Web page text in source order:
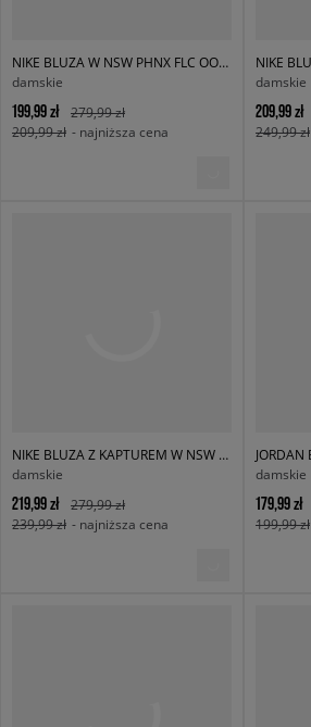
NIKE BLUZA W NSW PHNX FLC OOS PO HOODIE
damskie
199,99 zł
279,99 zł
209,99 zł - najniższa cena
damskie
209,99 zł
249,99 zł
NIKE BLUZA Z KAPTUREM W NSW PHNX FLC OOS PO HOODIE
damskie
219,99 zł
279,99 zł
239,99 zł - najniższa cena
damskie
179,99 zł
199,99 zł